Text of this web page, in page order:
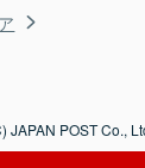
JAPAN POST Co.,